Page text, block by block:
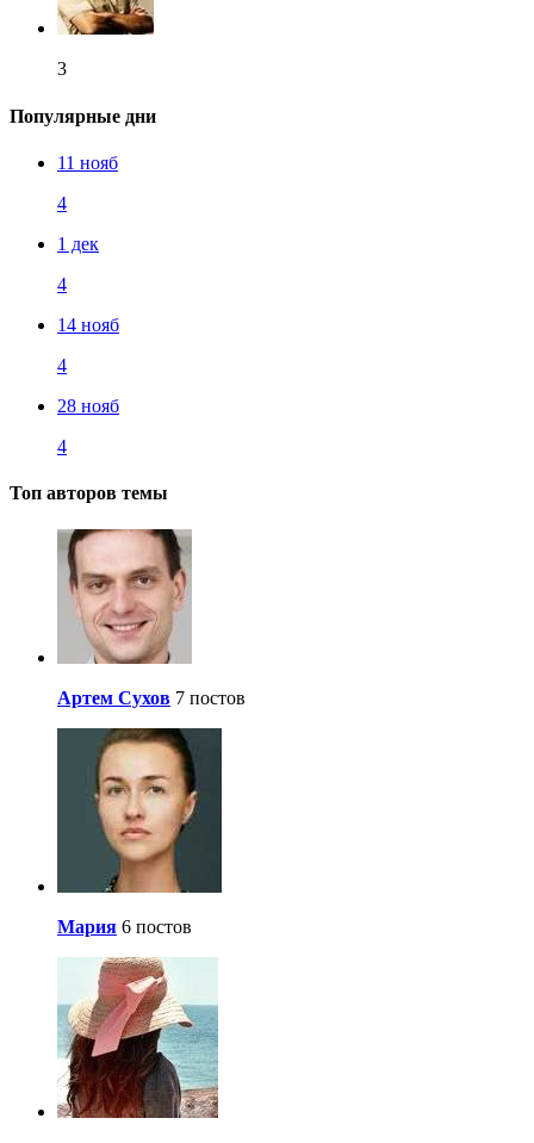
3
Популярные дни
11 нояб
4
1 дек
4
14 нояб
4
28 нояб
4
Топ авторов темы
Артем Сухов 7 постов
Мария 6 постов